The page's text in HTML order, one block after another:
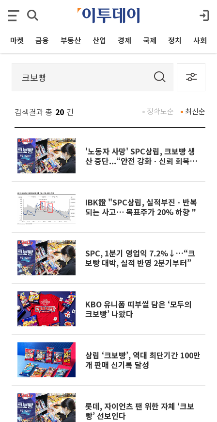
마켓 금융 부동산 산업 경제 국제 정치 사회
검색결과 총 20 건 최신순
정확도순
'노동자 사망' SPC삼립, 크보빵 생
산 중단...“안전 강화ㆍ신뢰 회복에
IBK證 "SPC삼립, 실적부진ㆍ반복
되는 사고⋯ 목표주가 20% 하향 "
SPC, 1분기 영업익 7.2%↓…“크
보빵 대박, 실적 반영 2분기부터”
KBO 유니폼 띠부씰 담은 ‘모두의
크보빵’ 나왔다
삼립 ‘크보빵’, 역대 최단기간 100만
개 판매 신기록 달성
롯데, 자이언츠 팬 위한 자체 ‘크보
빵’ 선보인다